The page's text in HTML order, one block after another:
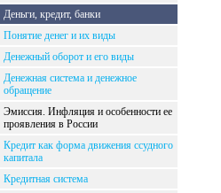
Деньги, кредит, банки
Понятие денег и их виды
Денежный оборот и его виды
Денежная система и денежное
обращение
Эмиссия. Инфляция и особенности ее
проявления в России
Кредит как форма движения ссудного
капитала
Кредитная система